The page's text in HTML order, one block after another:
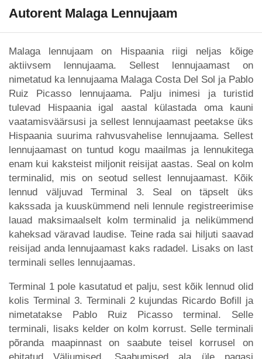
Autorent Malaga Lennujaam
Malaga lennujaam on Hispaania riigi neljas kõige
aktiivsem lennujaama. Sellest lennujaamast on
nimetatud ka lennujaama Malaga Costa Del Sol ja Pablo
Ruiz Picasso lennujaama. Palju inimesi ja turistid
tulevad Hispaania igal aastal külastada oma kauni
vaatamisväärsusi ja sellest lennujaamast peetakse üks
Hispaania suurima rahvusvahelise lennujaama. Sellest
lennujaamast on tuntud kogu maailmas ja lennukitega
enam kui kaksteist miljonit reisijat aastas. Seal on kolm
terminalid, mis on seotud sellest lennujaamast. Kõik
lennud väljuvad Terminal 3. Seal on täpselt üks
kakssada ja kuuskümmend neli lennule registreerimise
lauad maksimaalselt kolm terminalid ja nelikümmend
kaheksad väravad laudise. Teine rada sai hiljuti saavad
reisijad anda lennujaamast kaks radadel. Lisaks on last
terminali selles lennujaamas.
Terminal 1 pole kasutatud et palju, sest kõik lennud olid
kolis Terminal 3. Terminali 2 kujundas Ricardo Bofill ja
nimetatakse Pablo Ruiz Picasso terminal. Selle
terminali, lisaks kelder on kolm korrust. Selle terminali
põranda maapinnast on saabute teisel korrusel on
ehitatud Väljumised. Saabumised ala üle pagasi